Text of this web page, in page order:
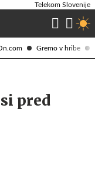
Gremo v hribe
Telekom Slovenije
pred